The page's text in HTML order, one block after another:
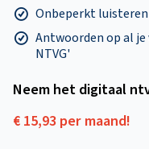
Onbeperkt luisteren
Antwoorden op al je
NTVG'
Neem het digitaal
€ 15,93 per maand!